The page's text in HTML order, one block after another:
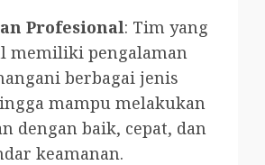
Profesional: Tim yang
memiliki pengalaman
berbagai jenis
mampu melakukan
dengan baik, cepat, dan
keamanan.